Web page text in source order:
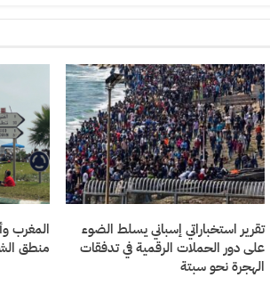
تقرير استخباراتي إسباني يسلط الضوء
على دور الحملات الرقمية في تدفقات
الهجرة نحو سبتة
المغرب
منطق